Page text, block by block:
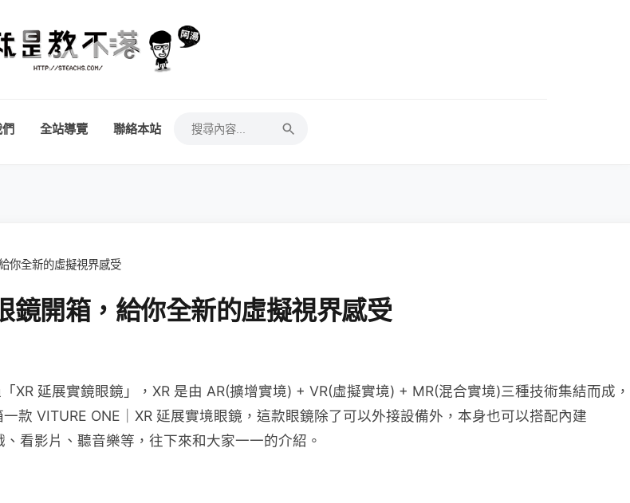
們 全站導覽 聯絡本站
你全新的虛擬視界感受
鏡開箱，給你全新的虛擬視界感受
XR 延展實鏡眼鏡」，XR 是由 AR(擴增實境) + VR(虛擬實境) + MR(混合實境)三種技術集結而成，
款 VITURE ONE｜XR 延展實境眼鏡，這款眼鏡除了可以外接設備外，本身也可以搭配內建
看影片、聽音樂等，往下來和大家一一的介紹。